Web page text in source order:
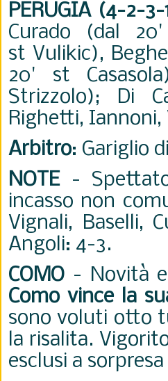
PERUGIA (4-2-3-
Curado (dal
st Vulikic),
20' st
Strizzolo); Di
Righetti, Iannoni,
Arbitro: Gariglio
NOTE -
incasso non
Vignali, Baselli,
Angoli: 4-3.
COMO - Novità
Como vince la
sono voluti otto
la risalita.
esclusi a